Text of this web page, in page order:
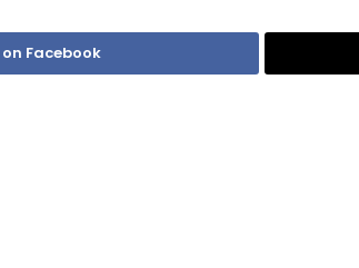
Facebook